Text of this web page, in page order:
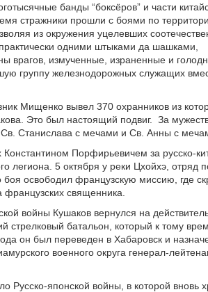
банды “боксёров” и части
стражники прошли с боями по
из окружения уцелевших
одними штыками да шашками,
врагов, измученные, израненные и
группу железнодорожных служащих
Мищенко вывел 370 охранников из
Это был настоящий подвиг. За
Станислава с мечами и Св. Анны с
Порфирьевичем за русско-
легиона. 5 октября у реки Цхойхэ, отряд
освободил французскую миссию, где
французских священника.
войны Кушаков вернулся на
стрелковый батальон, который к тому
он был переведен в Хабаровск и
военного округа генерал-
Русско-японской войны, в которой вновь